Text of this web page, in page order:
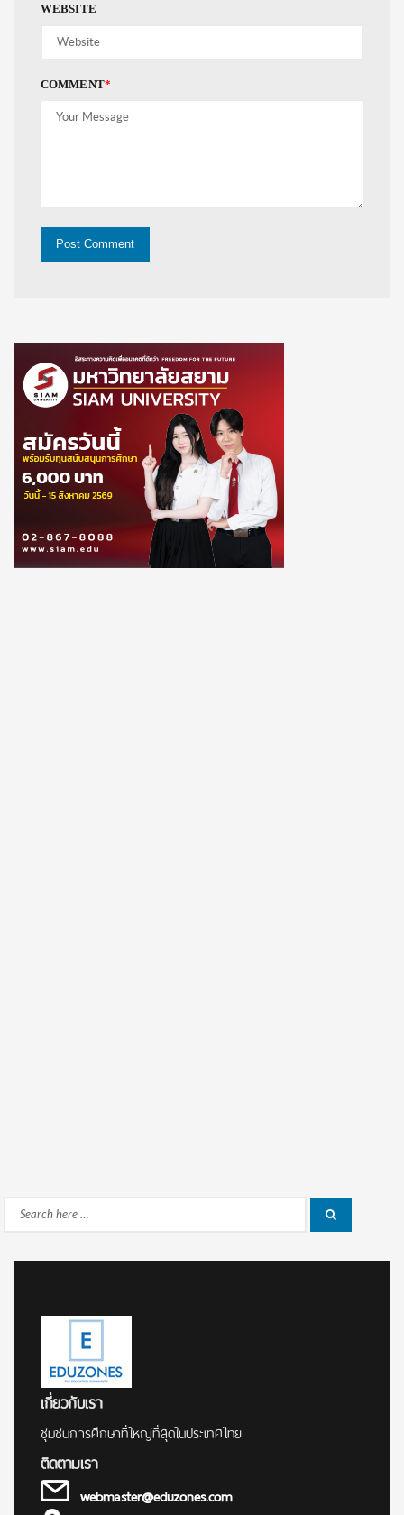
WEBSITE
COMMENT*
Search
เกี่ยวกับเรา
ชุมชนการศึกษาที่ใหญ่ที่สุดในประเทศไทย
ติดตามเรา
webmaster@eduzones.com